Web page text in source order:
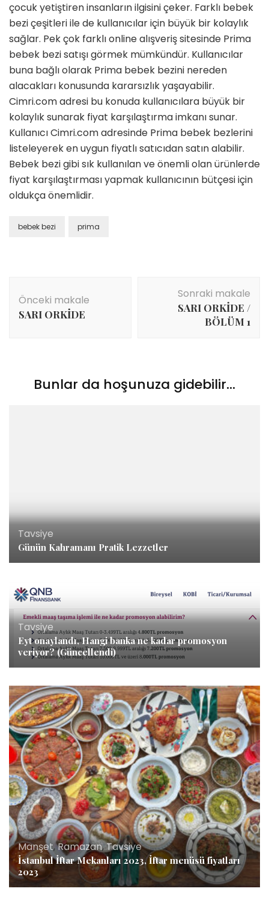
çocuk yetiştiren insanların ilgisini çeker. Farklı bebek
bezi çeşitleri ile de kullanıcılar için büyük bir kolaylık
sağlar. Pek çok farklı online alışveriş sitesinde Prima
bebek bezi satışı görmek mümkündür. Kullanıcılar
buna bağlı olarak Prima bebek bezini nereden
alacakları konusunda kararsızlık yaşayabilir.
Cimri.com adresi bu konuda kullanıcılara büyük bir
kolaylık sunarak fiyat karşılaştırma imkanı sunar.
Kullanıcı Cimri.com adresinde Prima bebek bezlerini
listeleyerek en uygun fiyatlı satıcıdan satın alabilir.
Bebek bezi gibi sık kullanılan ve önemli olan ürünlerde
fiyat karşılaştırması yapmak kullanıcının bütçesi için
oldukça önemlidir.
bebek bezi prima
dolaşımı
Önceki makale
SARI ORKİDE
Sonraki makale
SARI ORKİDE /
BÖLÜM 1
Bunlar da hoşunuza gidebilir...
Tavsiye
Günün Kahramanı Pratik Lezzetler
Tavsiye
Eyt onaylandı, Hangi banka ne kadar promosyon
veriyor? (Güncellendi)
Manşet,Ramazan,Tavsiye
İstanbul İftar Mekanları 2023, İftar menüsü fiyatları
2023